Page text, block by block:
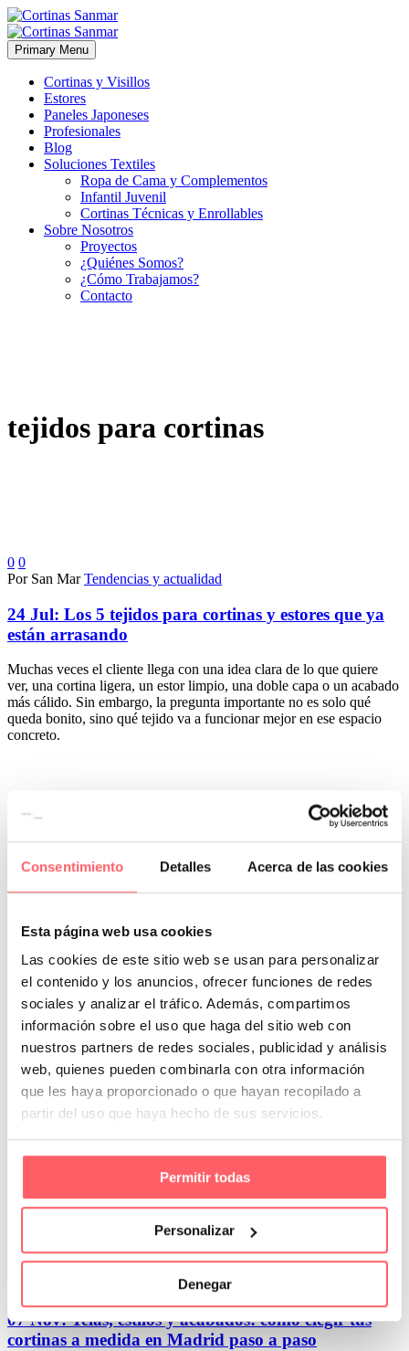
Consentimiento Detalles Acerca de las cookies
Esta página web usa cookies
Las cookies de este sitio web se usan para personalizar
el contenido y los anuncios, ofrecer funciones de redes
sociales y analizar el tráfico. Además, compartimos
información sobre el uso que haga del sitio web con
nuestros partners de redes sociales, publicidad y análisis
web, quienes pueden combinarla con otra información
que les haya proporcionado o que hayan recopilado a
partir del uso que haya hecho de sus servicios.
Permitir todas
Personalizar
Denegar
Primary Menu
Cortinas y Visillos
Estores
Paneles Japoneses
Profesionales
Blog
Soluciones Textiles
Ropa de Cama y Complementos
Infantil Juvenil
Cortinas Técnicas y Enrollables
Sobre Nosotros
Proyectos
¿Quiénes Somos?
¿Cómo Trabajamos?
Contacto
tejidos para cortinas
0 0
Por San Mar Tendencias y actualidad
24 Jul: Los 5 tejidos para cortinas y estores que ya
están arrasando
Muchas veces el cliente llega con una idea clara de lo que quiere
ver, una cortina ligera, un estor limpio, una doble capa o un acabado
más cálido. Sin embargo, la pregunta importante no es solo qué
queda bonito, sino qué tejido va a funcionar mejor en ese espacio
concreto.
0
Por San Mar Cortinas Sanmar
16 Ene:De la idea al salón: así es el proceso
completo de confección a medida en Sanmar
Elegir unas cortinas a medida no es simplemente seleccionar un
tejido bonito. Es un proceso en el que se unen…
0
Tendencias y actualidad Trucos y consejos
07 Nov:Telas, estilos y acabados: cómo elegir tus
cortinas a medida en Madrid paso a paso